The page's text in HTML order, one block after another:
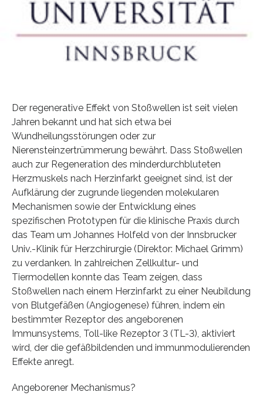
Der regenerative Effekt von Stoßwellen ist seit vielen
Jahren bekannt und hat sich etwa bei
Wundheilungsstörungen oder zur
Nierensteinzertrümmerung bewährt. Dass Stoßwellen
auch zur Regeneration des minderdurchbluteten
Herzmuskels nach Herzinfarkt geeignet sind, ist der
Aufklärung der zugrunde liegenden molekularen
Mechanismen sowie der Entwicklung eines
spezifischen Prototypen für die klinische Praxis durch
das Team um Johannes Holfeld von der Innsbrucker
Univ.-Klinik für Herzchirurgie (Direktor: Michael Grimm)
zu verdanken. In zahlreichen Zellkultur- und
Tiermodellen konnte das Team zeigen, dass
Stoßwellen nach einem Herzinfarkt zu einer Neubildung
von Blutgefäßen (Angiogenese) führen, indem ein
bestimmter Rezeptor des angeborenen
Immunsystems, Toll-like Rezeptor 3 (TL-3), aktiviert
wird, der die gefäßbildenden und immunmodulierenden
Effekte anregt.
Angeborener Mechanismus?